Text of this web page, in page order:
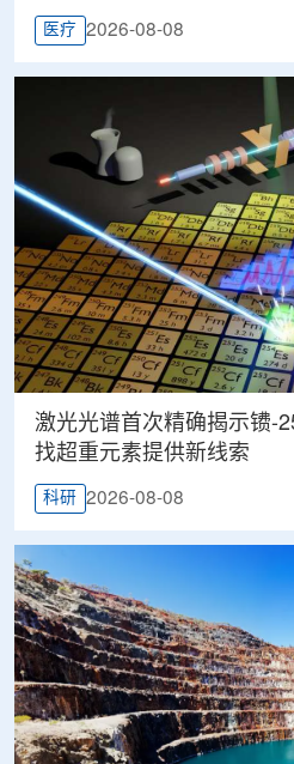
医疗 2026-08-08
激光光谱首次精确揭示镄-
找超重元素提供新线索
科研 2026-08-08